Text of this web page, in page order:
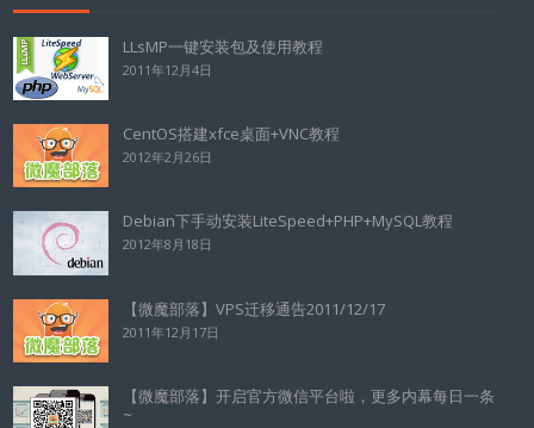
LLsMP一键安装包及使用教程
2011年12月4日
CentOS搭建xfce桌面+VNC教程
2012年2月26日
Debian下手动安装LiteSpeed+PHP+MySQL教程
2012年8月18日
【微魔部落】VPS迁移通告2011/12/17
2011年12月17日
【微魔部落】开启官方微信平台啦，更多内幕每日一条
~